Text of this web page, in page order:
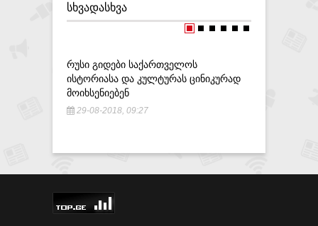
ᲡᲮᲕᲐᲓᲐᲡᲮᲕᲐ
ᲠᲣᲡᲘ ᲒᲘᲓᲔᲑᲘ ᲡᲐᲥᲐᲠᲗᲕᲔᲚᲝᲡ
ᲘᲡᲢᲝᲠᲘᲐᲡᲐ ᲓᲐ ᲙᲣᲚᲢᲣᲠᲐᲡ ᲪᲘᲜᲘᲙᲣᲠᲐᲓ
ᲛᲝᲘᲮᲡᲔᲜᲘᲔᲑᲔᲜ
29-08-2018, 09:27